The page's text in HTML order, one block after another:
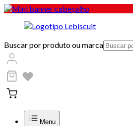
Buscar por produto ou marca
Menu